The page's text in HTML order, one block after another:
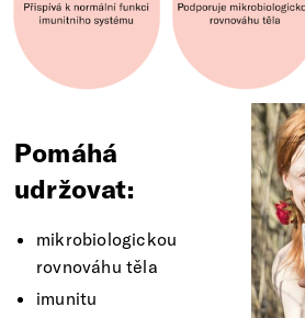
Pomáhá
udržovat:
mikrobiologickou
rovnováhu těla
imunitu